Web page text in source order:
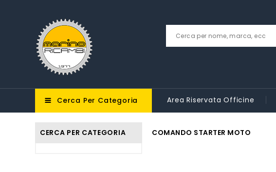
Cerca Per Categoria Area Riservata Officine
CERCA PER CATEGORIA COMANDO STARTER MOTO